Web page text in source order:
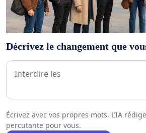
Décrivez le changement que
Écrivez avec vos propres mots. L’IA
percutante pour vous.